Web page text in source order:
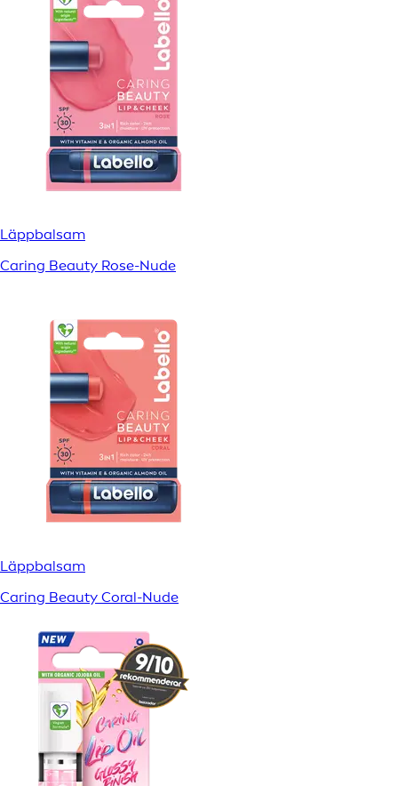
Läppbalsam
Caring Beauty Rose-Nude
Läppbalsam
Caring Beauty Coral-Nude